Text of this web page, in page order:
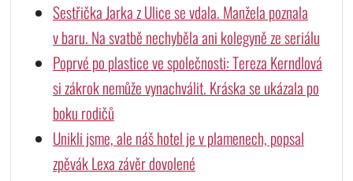
Sestřička Jarka z Ulice se vdala. Manžela poznala
v baru. Na svatbě nechyběla ani kolegyně ze seriálu
Poprvé po plastice ve společnosti: Tereza Kerndlová
si zákrok nemůže vynachválit. Kráska se ukázala po
boku rodičů
Unikli jsme, ale náš hotel je v plamenech, popsal
zpěvák Lexa závěr dovolené